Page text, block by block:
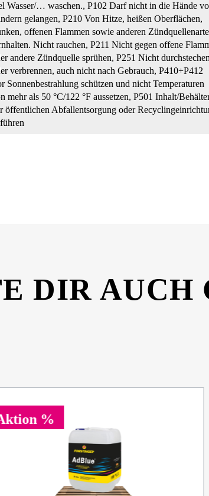
Wasser/… waschen., P102 Darf nicht in die Hände
gelangen, P210 Von Hitze, heißen Oberflächen,
offenen Flammen sowie anderen
Nicht rauchen, P211 Nicht gegen offene
andere Zündquelle sprühen, P251 Nicht durchstechen
verbrennen, auch nicht nach Gebrauch, P410+P412
Sonnenbestrahlung schützen und nicht Temperaturen
mehr als 50 °C/122 °F aussetzen, P501 Inhalt/
öffentlichen Abfallentsorgung oder
DIR AUCH
%